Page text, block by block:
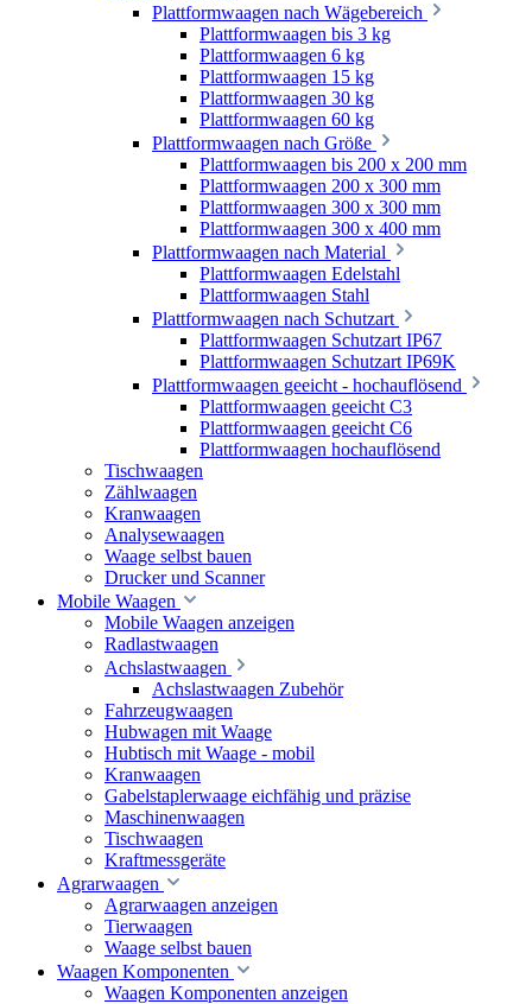
Plattformwaagen nach Wägebereich
Plattformwaagen bis 3 kg
Plattformwaagen 6 kg
Plattformwaagen 15 kg
Plattformwaagen 30 kg
Plattformwaagen 60 kg
Plattformwaagen nach Größe
Plattformwaagen bis 200 x 200 mm
Plattformwaagen 200 x 300 mm
Plattformwaagen 300 x 300 mm
Plattformwaagen 300 x 400 mm
Plattformwaagen nach Material
Plattformwaagen Edelstahl
Plattformwaagen Stahl
Plattformwaagen nach Schutzart
Plattformwaagen Schutzart IP67
Plattformwaagen Schutzart IP69K
Plattformwaagen geeicht - hochauflösend
Plattformwaagen geeicht C3
Plattformwaagen geeicht C6
Plattformwaagen hochauflösend
Tischwaagen
Zählwaagen
Kranwaagen
Analysewaagen
Waage selbst bauen
Drucker und Scanner
Mobile Waagen
Mobile Waagen anzeigen
Radlastwaagen
Achslastwaagen
Achslastwaagen Zubehör
Fahrzeugwaagen
Hubwagen mit Waage
Hubtisch mit Waage - mobil
Kranwaagen
Gabelstaplerwaage eichfähig und präzise
Maschinenwaagen
Tischwaagen
Kraftmessgeräte
Agrarwaagen
Agrarwaagen anzeigen
Tierwaagen
Waage selbst bauen
Waagen Komponenten
Waagen Komponenten anzeigen